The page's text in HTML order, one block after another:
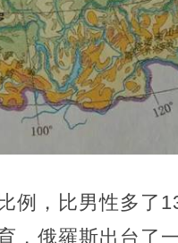
例，比男性多了
俄羅斯出台了